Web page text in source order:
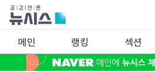
메인 랭킹 섹션